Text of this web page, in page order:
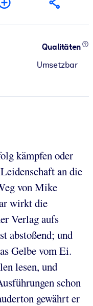
Qualitäten
Umsetzbar
kämpfen oder
an die
von Mike
wirkt die
Verlag aufs
abstoßend; und
Gelbe vom Ei.
lesen, und
schon
gewährt er